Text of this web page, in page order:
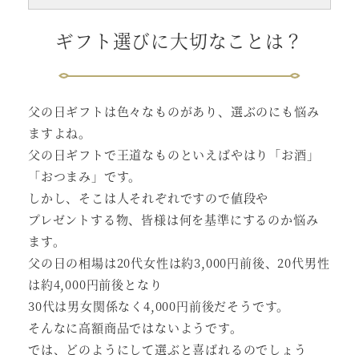
ギフト選びに大切なことは？
父の日ギフトは色々なものがあり、選ぶのにも悩み
ますよね。
父の日ギフトで王道なものといえばやはり「お酒」
「おつまみ」です。
しかし、そこは人それぞれですので値段や
プレゼントする物、皆様は何を基準にするのか悩み
ます。
父の日の相場は20代女性は約3,000円前後、20代男性
は約4,000円前後となり
30代は男女関係なく4,000円前後だそうです。
そんなに高額商品ではないようです。
では、どのようにして選ぶと喜ばれるのでしょう